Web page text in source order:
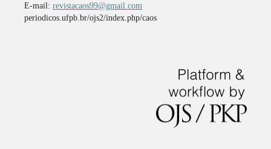
E-mail: revistacaos99@gmail.com
periodicos.ufpb.br/ojs2/index.php/caos